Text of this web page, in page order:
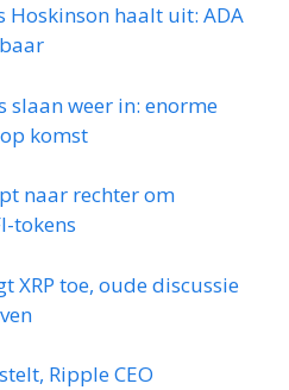
Hoskinson haalt uit: ADA
slaan weer in: enorme
komst
naar rechter om
tokens
XRP toe, oude discussie
Ripple CEO